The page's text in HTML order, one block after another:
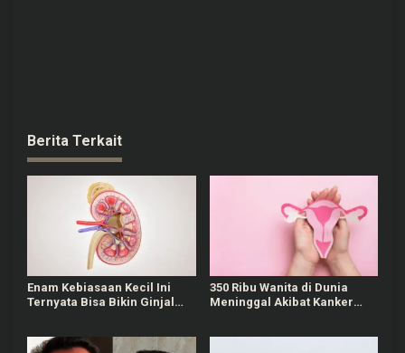
Berita Terkait
Enam Kebiasaan Kecil Ini
Ternyata Bisa Bikin Ginjal
350 Ribu Wanita di Dunia
Meninggal Akibat Kanker